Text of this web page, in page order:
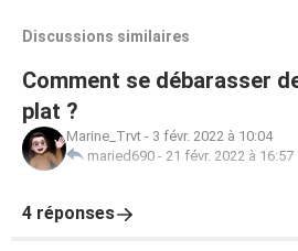
Discussions similaires
Comment se débarasser
plat ?
Marine_Trvt - 3 févr. 2022 à 10:04
maried690 - 21 févr. 2022 à 16:57
4 réponses